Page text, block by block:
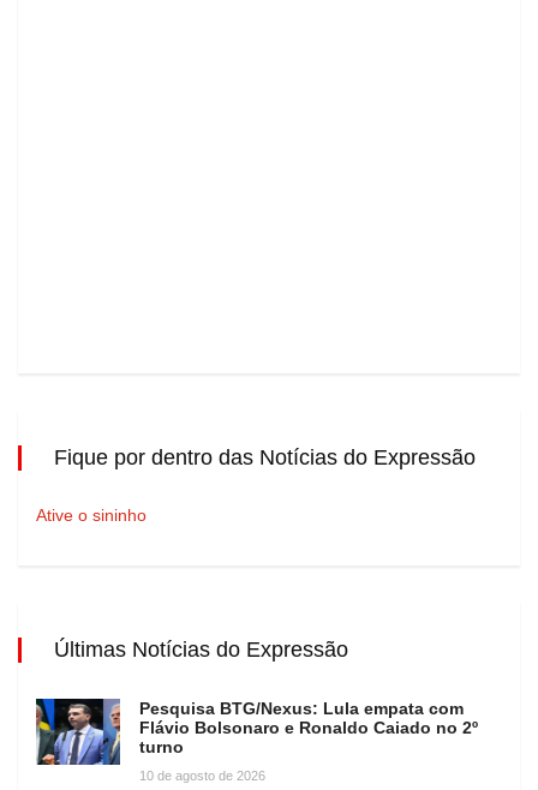
Fique por dentro das Notícias do Expressão
Ative o sininho
Últimas Notícias do Expressão
Pesquisa BTG/Nexus: Lula empata com
Flávio Bolsonaro e Ronaldo Caiado no 2º
turno
10 de agosto de 2026